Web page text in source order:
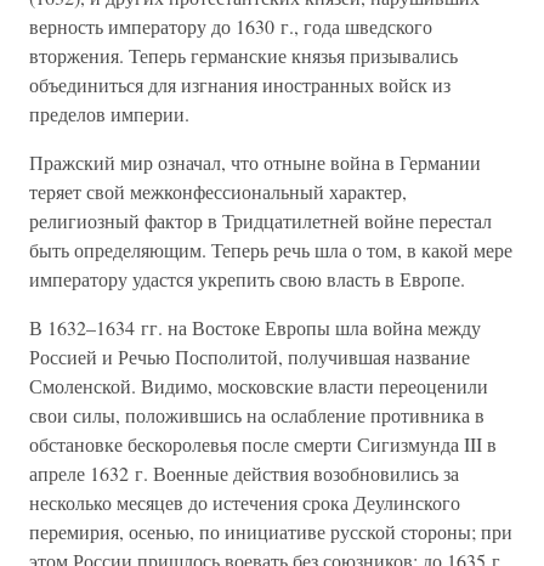
верность императору до 1630 г., года шведского
вторжения. Теперь германские князья призывались
объединиться для изгнания иностранных войск из
пределов империи.
Пражский мир означал, что отныне война в Германии
теряет свой межконфессиональный характер,
религиозный фактор в Тридцатилетней войне перестал
быть определяющим. Теперь речь шла о том, в какой мере
императору удастся укрепить свою власть в Европе.
В 1632–1634 гг. на Востоке Европы шла война между
Россией и Речью Посполитой, получившая название
Смоленской. Видимо, московские власти переоценили
свои силы, положившись на ослабление противника в
обстановке бескоролевья после смерти Сигизмунда III в
апреле 1632 г. Военные действия возобновились за
несколько месяцев до истечения срока Деулинского
перемирия, осенью, по инициативе русской стороны; при
этом России пришлось воевать без союзников: до 1635 г.